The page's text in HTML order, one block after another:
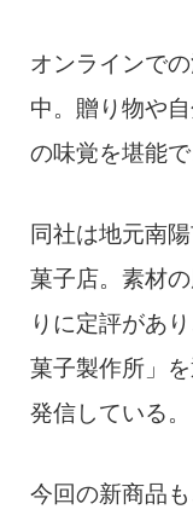
オンラインで
中。贈り物や
の味覚を堪能
同社は地元南
菓子店。素材
りに定評があ
菓子製作所」
発信している。
今回の新商品